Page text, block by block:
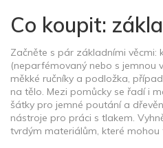
Co koupit:
Začněte s pár základními věcmi:
(neparfémovaný nebo s jemnou
měkké ručníky a podložka,
na tělo. Mezi pomůcky se řadí i
šátky pro jemné poutání a
nástroje pro práci s tlakem.
tvrdým materiálům, které mohou